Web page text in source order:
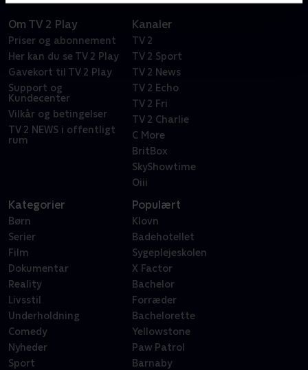
Om TV 2 Play
Priser og abonnement
Her kan du se TV 2 Play
Gavekort til TV 2 Play
Support og
Kundecenter
Vilkår og betingelser
TV 2 NEWS i offentligt
rum
Kanaler
TV 2
TV 2 Sport
TV 2 News
TV 2 Echo
TV 2 Fri
TV 2 Charlie
C More
BritBox
SkyShowtime
Oiii
Kategorier
Børn
Serier
Film
Dokumentar
Reality
Livsstil
Underholdning
Comedy
Nyheder
Sport
Populært
Klovn
Badehotellet
Sygeplejeskolen
X Factor
Bachelor
Forræder
Bachelorette
Yellowstone
Paw Patrol
Barnaby